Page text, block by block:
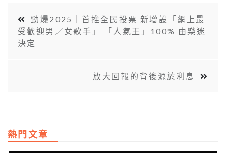
勁爆2025｜首推全民投票 新增設「網上最
受歡迎男／女歌手」 「人氣王」100% 由樂迷
決定
放大回報的背後源於利息
熱門文章